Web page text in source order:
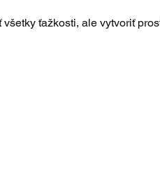
ťažkosti, ale vytvoriť